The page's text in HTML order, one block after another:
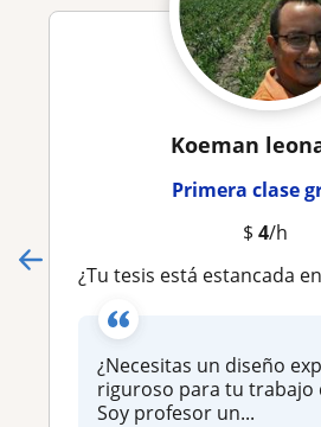
Koeman
Primera clase
$ 4/h
¿Tu tesis está estancada en el
¿Necesitas un diseño
riguroso para tu trabajo
Soy profesor un...